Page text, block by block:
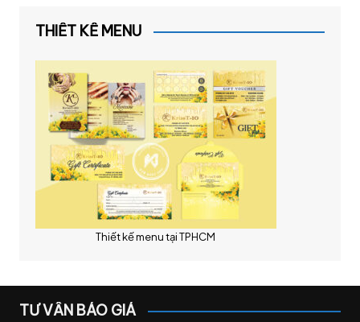
THIẾT KẾ MENU
Thiết kế menu tại TPHCM
TƯ VẤN BÁO GIÁ